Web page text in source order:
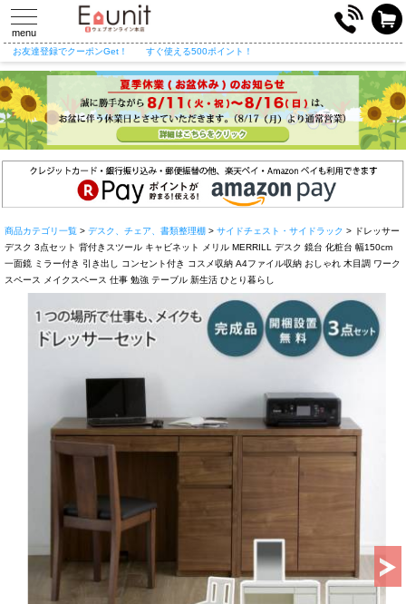
toggle
navigation
menu
お友達登録でクーポンGet！ すぐ使える500ポイント！
商品カテゴリ一覧 > デスク、チェア、書類整理棚 > サイドチェスト・サイドラック > ドレッサー
デスク 3点セット 背付きスツール キャビネット メリル MERRILL デスク 鏡台 化粧台 幅150cm
一面鏡 ミラー付き 引き出し コンセント付き コスメ収納 A4ファイル収納 おしゃれ 木目調 ワーク
スペース メイクスペース 仕事 勉強 テーブル 新生活 ひとり暮らし